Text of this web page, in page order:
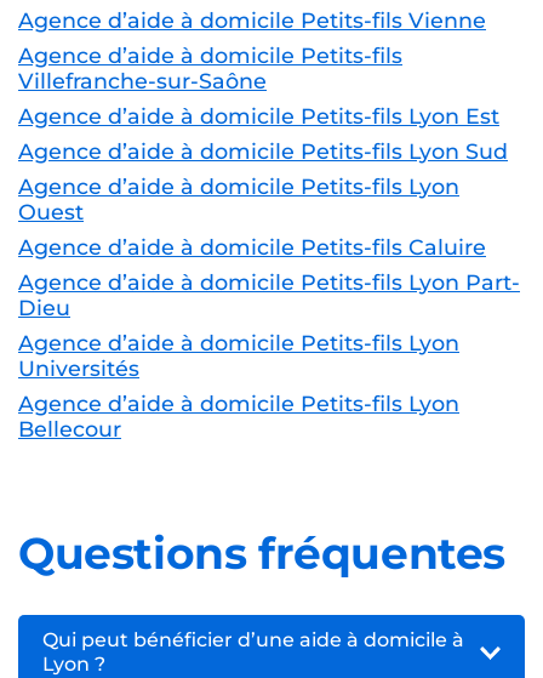
Agence d’aide à domicile Petits-fils Vienne
Agence d’aide à domicile Petits-fils
Villefranche-sur-Saône
Agence d’aide à domicile Petits-fils Lyon Est
Agence d’aide à domicile Petits-fils Lyon Sud
Agence d’aide à domicile Petits-fils Lyon
Ouest
Agence d’aide à domicile Petits-fils Caluire
Agence d’aide à domicile Petits-fils Lyon Part-
Dieu
Agence d’aide à domicile Petits-fils Lyon
Universités
Agence d’aide à domicile Petits-fils Lyon
Bellecour
Questions fréquentes
Qui peut bénéficier d’une aide à domicile à
Lyon ?